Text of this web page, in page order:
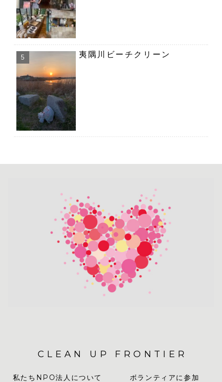
夷隅川ビーチクリーン
CLEAN UP FRONTIER
私たちNPO法人について ボランティアに参加